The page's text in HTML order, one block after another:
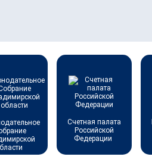
Счетная палата
Российской
Федерации